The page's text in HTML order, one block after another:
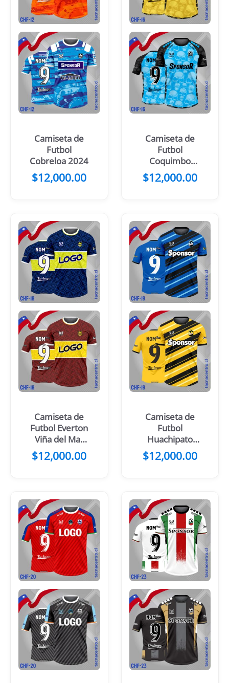
Camiseta de
Futbol
Cobreloa 2024
$12,000.00
Camiseta de
Futbol
Coquimbo
Unido 2024
$12,000.00
Camiseta de
Futbol Everton
Viña del Mar
2024
$12,000.00
Camiseta de
Futbol
Huachipato
2024
$12,000.00